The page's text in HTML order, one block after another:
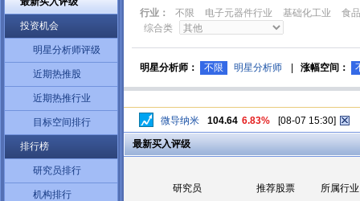
投资机会
明星分析师评级
近期热推股
近期热推行业
目标空间排行
排行榜
研究员排行
机构排行
行业： 不限 电子元器件行业 基础化工业
食
综合类
明星分析师： 不限 明星分析师 涨幅空间：
微导纳米 104.64 6.83% [08-07 15:30]
最新买入评级
研究员 推荐股票 所属行业